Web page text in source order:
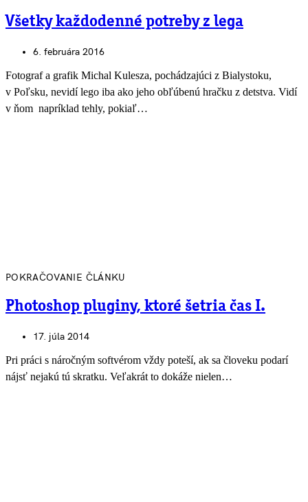
Všetky každodenné potreby z lega
6. februára 2016
Fotograf a grafik Michal Kulesza, pochádzajúci z Bialystoku,
v Poľsku, nevidí lego iba ako jeho obľúbenú hračku z detstva. Vidí
v ňom napríklad tehly, pokiaľ…
POKRAČOVANIE ČLÁNKU
Photoshop pluginy, ktoré šetria čas I.
17. júla 2014
Pri práci s náročným softvérom vždy poteší, ak sa človeku podarí
nájsť nejakú tú skratku. Veľakrát to dokáže nielen…